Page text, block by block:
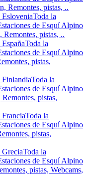
Remontes, pistas, ..
EsloveniaToda la
de Esquí Alpino
Remontes, pistas, ..
Toda la
de Esquí Alpino
pistas,
FinlandiaToda la
de Esquí Alpino
pistas,
FranciaToda la
de Esquí Alpino
pistas,
GreciaToda la
de Esquí Alpino
pistas, Webcams,